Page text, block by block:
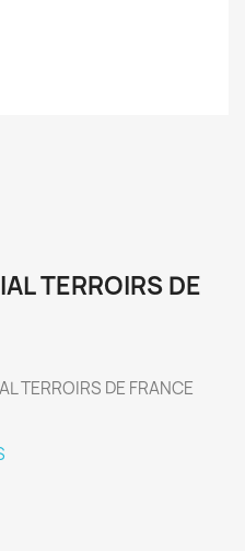
TERROIRS DE
TERROIRS DE FRANCE